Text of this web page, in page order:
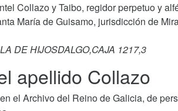
Collazo y Taibo, regidor perpetuo y
María de Guisamo, jurisdicción de
DE HIJOSDALGO,CAJA 1217,3
apellido Collazo
el Archivo del Reino de Galicia, de